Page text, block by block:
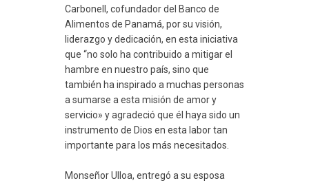
Carbonell, cofundador del Banco de
Alimentos de Panamá, por su visión,
liderazgo y dedicación, en esta iniciativa
que “no solo ha contribuido a mitigar el
hambre en nuestro país, sino que
también ha inspirado a muchas personas
a sumarse a esta misión de amor y
servicio» y agradeció que él haya sido un
instrumento de Dios en esta labor tan
importante para los más necesitados.
Monseñor Ulloa, entregó a su esposa